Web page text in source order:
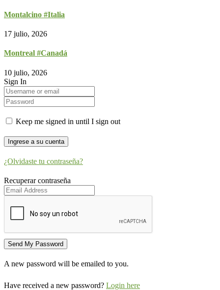
Montalcino #Italia
17 julio, 2026
Montreal #Canadá
10 julio, 2026
Sign In
Keep me signed in until I sign out
¿Olvidaste tu contraseña?
Recuperar contraseña
A new password will be emailed to you.
Have received a new password? Login here